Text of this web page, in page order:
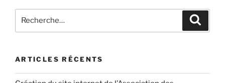
ARTICLES RÉCENTS